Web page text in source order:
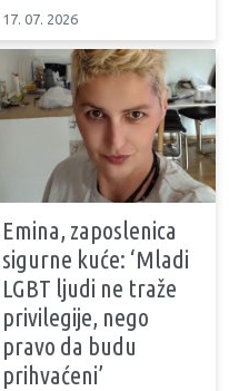
17. 07. 2026
Emina, zaposlenica
sigurne kuće: ‘Mladi
LGBT ljudi ne traže
privilegije, nego
pravo da budu
prihvaćeni’